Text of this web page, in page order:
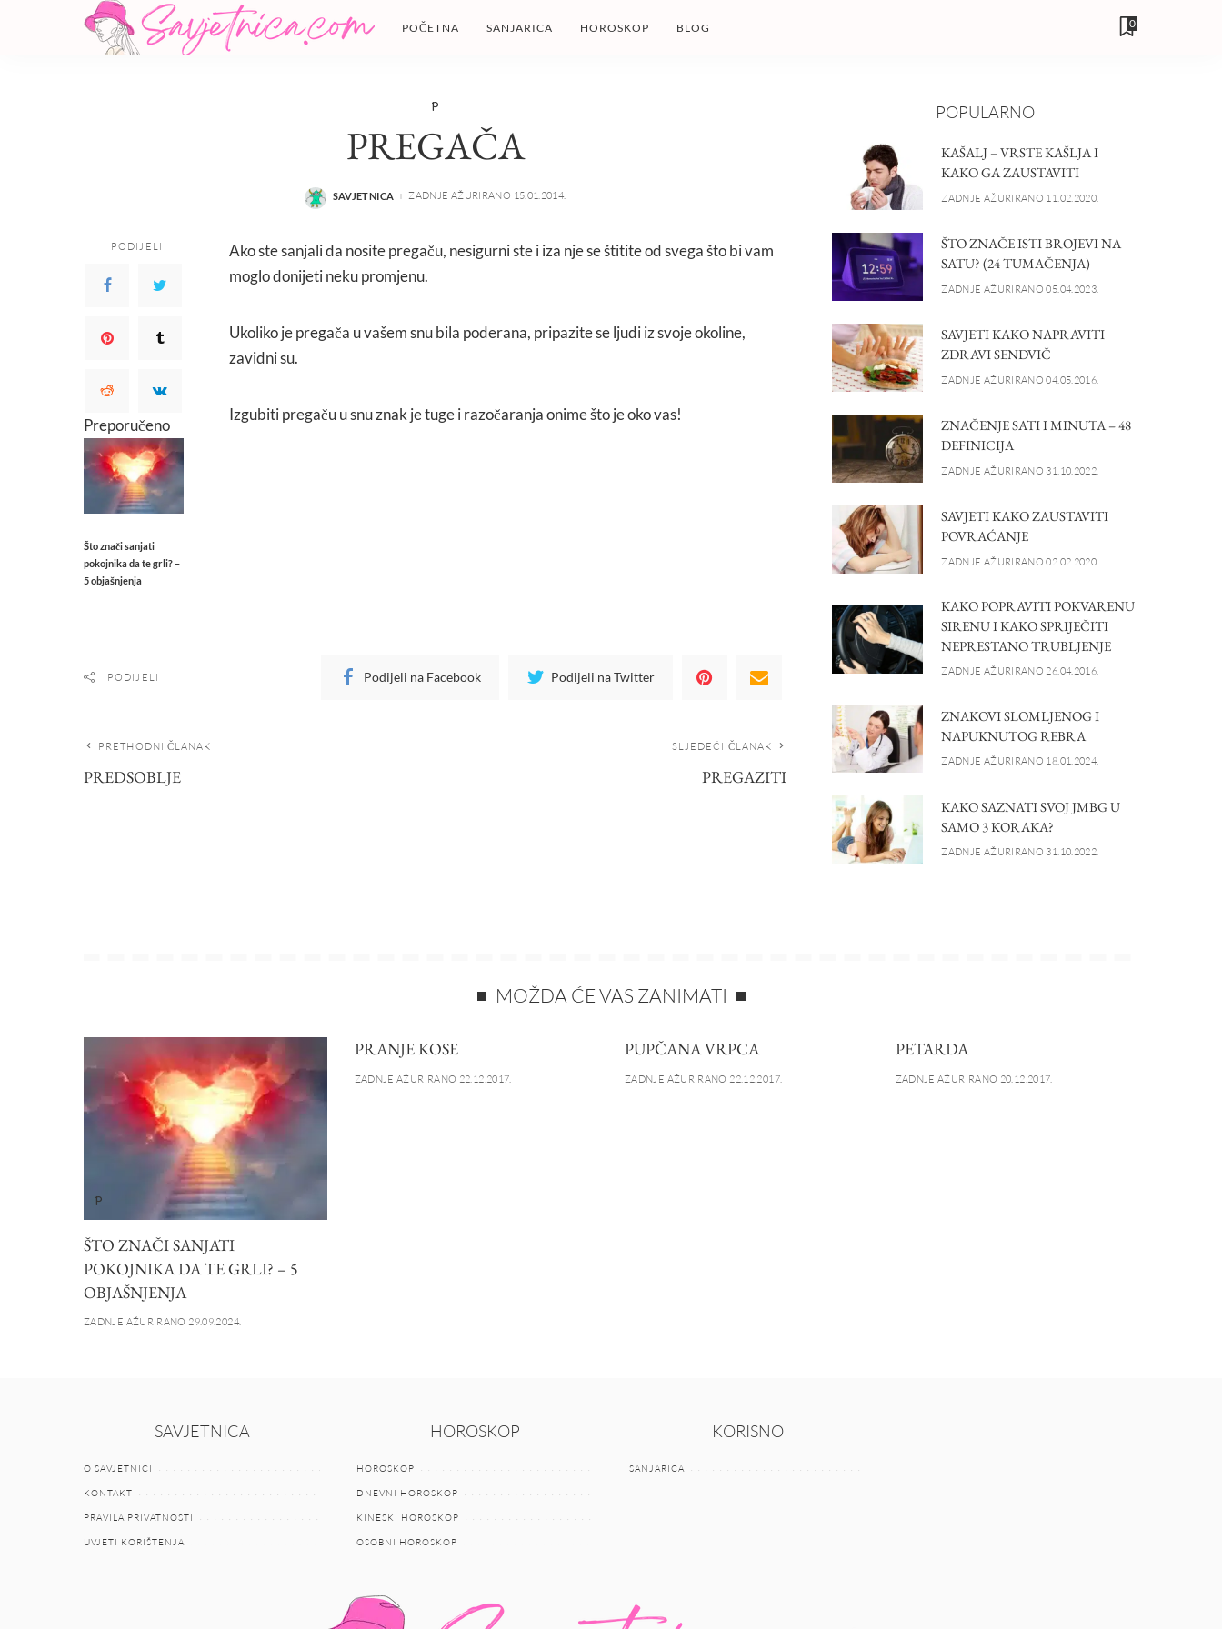
POČETNA SANJARICA HOROSKOP BLOG 0
P
PREGAČA
POSTED
SAVJETNICA ZADNJE AŽURIRANO 15.01.2014.
PODIJELI
Preporučeno
Što znači sanjati
pokojnika da te grli? –
5 objašnjenja
Ako ste sanjali da nosite pregaču, nesigurni ste i iza nje se štitite od svega što bi vam
moglo donijeti neku promjenu.
Ukoliko je pregača u vašem snu bila poderana, pripazite se ljudi iz svoje okoline,
zavidni su.
Izgubiti pregaču u snu znak je tuge i razočaranja onime što je oko vas!
PODIJELI Podijeli na Facebook Podijeli na Twitter
PRETHODNI ČLANAK
PREDSOBLJE
SLJEDEĆI ČLANAK
PREGAZITI
POPULARNO
KAŠALJ – VRSTE KAŠLJA I
KAKO GA ZAUSTAVITI
ZADNJE AŽURIRANO 11.02.2020.
ŠTO ZNAČE ISTI BROJEVI NA
SATU? (24 TUMAČENJA)
ZADNJE AŽURIRANO 05.04.2023.
SAVJETI KAKO NAPRAVITI
ZDRAVI SENDVIČ
ZADNJE AŽURIRANO 04.05.2016.
ZNAČENJE SATI I MINUTA – 48
DEFINICIJA
ZADNJE AŽURIRANO 31.10.2022.
SAVJETI KAKO ZAUSTAVITI
POVRAĆANJE
ZADNJE AŽURIRANO 02.02.2020.
KAKO POPRAVITI POKVARENU
SIRENU I KAKO SPRIJEČITI
NEPRESTANO TRUBLJENJE
ZADNJE AŽURIRANO 26.04.2016.
ZNAKOVI SLOMLJENOG I
NAPUKNUTOG REBRA
ZADNJE AŽURIRANO 18.01.2024.
KAKO SAZNATI SVOJ JMBG U
SAMO 3 KORAKA?
ZADNJE AŽURIRANO 31.10.2022.
MOŽDA ĆE VAS ZANIMATI
P
ŠTO ZNAČI SANJATI
POKOJNIKA DA TE GRLI? – 5
OBJAŠNJENJA
ZADNJE AŽURIRANO 29.09.2024.
PRANJE KOSE
ZADNJE AŽURIRANO 22.12.2017.
PUPČANA VRPCA
ZADNJE AŽURIRANO 22.12.2017.
PETARDA
ZADNJE AŽURIRANO 20.12.2017.
SAVJETNICA
O SAVJETNICI
KONTAKT
PRAVILA PRIVATNOSTI
UVJETI KORIŠTENJA
HOROSKOP
HOROSKOP
DNEVNI HOROSKOP
KINESKI HOROSKOP
OSOBNI HOROSKOP
KORISNO
SANJARICA